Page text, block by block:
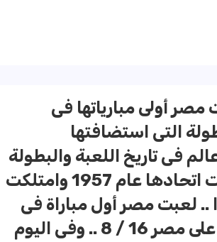
مارس عام 1964 .. لعبت مصر أولى مبارياتها فى
التى استضافتها
فى تاريخ اللعبة والبطولة
الاولى التى تشارك فيها مصر بعدما أسست اتحادها عام 1957 وامتلكت
.. لعبت مصر أول مباراة فى
تاريخها مع كأس العالم .. وفازت آيسلندا على مصر 16 / 8 .. وفى اليوم